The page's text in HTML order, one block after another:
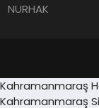
NURHAK
Sancaktepe
escort
Kahramanmaraş
Kahramanmaraş
Siteler